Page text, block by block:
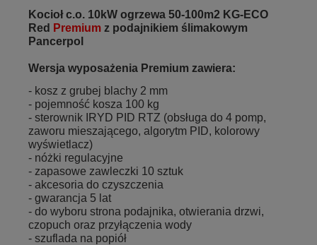
Kocioł c.o. 10kW ogrzewa 50-100m2 KG-ECO
Red Premium z podajnikiem ślimakowym
Pancerpol
Wersja wyposażenia Premium zawiera:
- kosz z grubej blachy 2 mm
- pojemność kosza 100 kg
- sterownik IRYD PID RTZ (obsługa do 4 pomp,
zaworu mieszającego, algorytm PID, kolorowy
wyświetlacz)
- nóżki regulacyjne
- zapasowe zawleczki 10 sztuk
- akcesoria do czyszczenia
- gwarancja 5 lat
- do wyboru strona podajnika, otwierania drzwi,
czopuch oraz przyłączenia wody
- szuflada na popiół